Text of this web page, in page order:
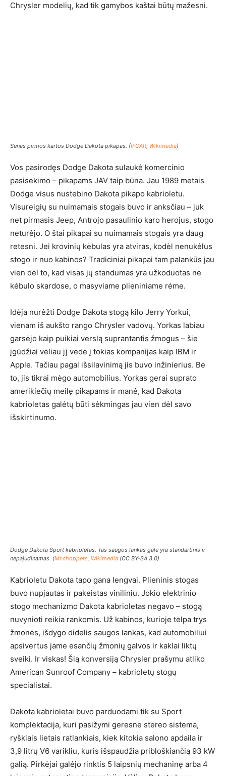
Chrysler modelių, kad tik gamybos kaštai būtų mažesni.
Senas pirmos kartos Dodge Dakota pikapas. (IFCAR, Wikimedia)
Vos pasirodęs Dodge Dakota sulaukė komercinio
pasisekimo – pikapams JAV taip būna. Jau 1989 metais
Dodge visus nustebino Dakota pikapo kabrioletu.
Visureigių su nuimamais stogais buvo ir anksčiau – juk
net pirmasis Jeep, Antrojo pasaulinio karo herojus, stogo
neturėjo. O štai pikapai su nuimamais stogais yra daug
retesni. Jei krovinių kėbulas yra atviras, kodėl nenukėlus
stogo ir nuo kabinos? Tradiciniai pikapai tam palankūs jau
vien dėl to, kad visas jų standumas yra užkoduotas ne
kėbulo skardose, o masyviame plieniniame rėme.
Idėja nurėžti Dodge Dakota stogą kilo Jerry Yorkui,
vienam iš aukšto rango Chrysler vadovų. Yorkas labiau
garsėjo kaip puikiai verslą suprantantis žmogus – šie
įgūdžiai vėliau jį vedė į tokias kompanijas kaip IBM ir
Apple. Tačiau pagal išsilavinimą jis buvo inžinierius. Be
to, jis tikrai mėgo automobilius. Yorkas gerai suprato
amerikiečių meilę pikapams ir manė, kad Dakota
kabrioletas galėtų būti sėkmingas jau vien dėl savo
išskirtinumo.
Dodge Dakota Sport kabrioletas. Tas saugos lankas gale yra standartinis ir
nepajudinamas. (Mr.choppers, Wikimedia (CC BY-SA 3.0)
Kabrioletu Dakota tapo gana lengvai. Plieninis stogas
buvo nupjautas ir pakeistas viniliniu. Jokio elektrinio
stogo mechanizmo Dakota kabrioletas negavo – stogą
nuvynioti reikia rankomis. Už kabinos, kurioje telpa trys
žmonės, išdygo didelis saugos lankas, kad automobiliui
apsivertus jame esančių žmonių galvos ir kaklai liktų
sveiki. Ir viskas! Šią konversiją Chrysler prašymu atliko
American Sunroof Company – kabrioletų stogų
specialistai.
Dakota kabrioletai buvo parduodami tik su Sport
komplektacija, kuri pasižymi geresne stereo sistema,
ryškiais lietais ratlankiais, kiek kitokia salono apdaila ir
3,9 litrų V6 varikliu, kuris išspaudžia pribloškiančią 93 kW
galią. Pirkėjai galėjo rinktis 5 laipsnių mechaninę arba 4